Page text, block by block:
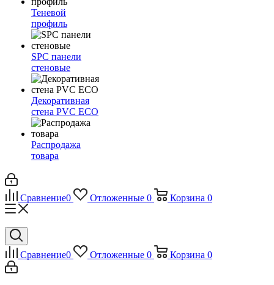
Теневой
профиль
SPC панели
стеновые
Декоративная
стена PVC ECO
Распродажа
товара
Сравнение0 Отложенные 0 Корзина 0
Сравнение0 Отложенные 0 Корзина 0